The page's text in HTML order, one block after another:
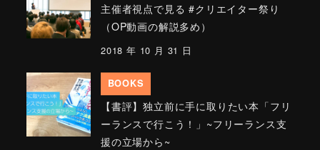
主催者視点で見る #クリエイター祭り
（OP動画の解説多め）
2018 年 10 月 31 日
BOOKS
【書評】独立前に手に取りたい本「フリ
ーランスで行こう！」~フリーランス支
援の立場から~